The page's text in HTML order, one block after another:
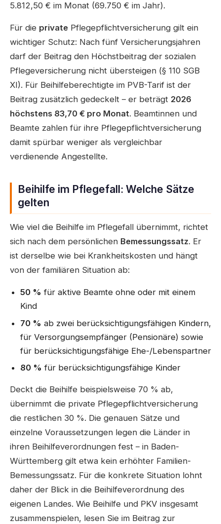
5.812,50 € im Monat (69.750 € im Jahr).
Für die private Pflegepflichtversicherung gilt ein
wichtiger Schutz: Nach fünf Versicherungsjahren
darf der Beitrag den Höchstbeitrag der sozialen
Pflegeversicherung nicht übersteigen (§ 110 SGB
XI). Für Beihilfeberechtigte im PVB-Tarif ist der
Beitrag zusätzlich gedeckelt – er beträgt 2026
höchstens 83,70 € pro Monat. Beamtinnen und
Beamte zahlen für ihre Pflegepflichtversicherung
damit spürbar weniger als vergleichbar
verdienende Angestellte.
Beihilfe im Pflegefall: Welche Sätze
gelten
Wie viel die Beihilfe im Pflegefall übernimmt, richtet
sich nach dem persönlichen Bemessungssatz. Er
ist derselbe wie bei Krankheitskosten und hängt
von der familiären Situation ab:
50 % für aktive Beamte ohne oder mit einem
Kind
70 % ab zwei berücksichtigungsfähigen Kindern,
für Versorgungsempfänger (Pensionäre) sowie
für berücksichtigungsfähige Ehe-/Lebenspartner
80 % für berücksichtigungsfähige Kinder
Deckt die Beihilfe beispielsweise 70 % ab,
übernimmt die private Pflegepflichtversicherung
die restlichen 30 %. Die genauen Sätze und
einzelne Voraussetzungen legen die Länder in
ihren Beihilfeverordnungen fest – in Baden-
Württemberg gilt etwa kein erhöhter Familien-
Bemessungssatz. Für die konkrete Situation lohnt
daher der Blick in die Beihilfeverordnung des
eigenen Landes. Wie Beihilfe und PKV insgesamt
zusammenspielen, lesen Sie im Beitrag zur